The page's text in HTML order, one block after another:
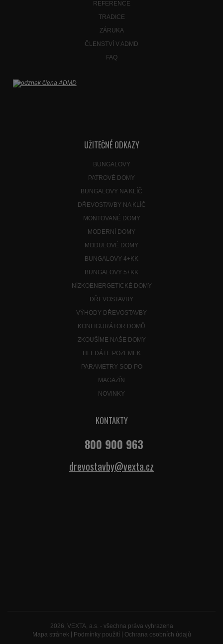
REFERENCE
TRADICE
ZÁRUKA
ČLENSTVÍ V ADMD
FAQ
UŽITEČNÉ ODKAZY
BUNGALOVY
PATROVÉ DOMY
BUNGALOVY NA KLÍČ
DŘEVOSTAVBY NA KLÍČ
MONTOVANÉ DOMY
MODERNÍ DOMY
MODULOVÉ DOMY
BUNGALOVY 4+KK
BUNGALOVY 5+KK
NÍZKOENERGETICKÉ DOMY
DŘEVOSTAVBY
VÝHODY DŘEVOSTAVBY
KONFIGURÁTOR DOMŮ
ZKOUŠÍME NAŠE DOMY
HLEDÁTE POZEMEK
PARAMETRY SOD PO
MAGAZÍN
NOVINKY
KONTAKTY
800 900 963
drevostavby@vexta.cz
2026, VEXTA, a.s. - všechna práva vyhrazena
Mapa stránek
Podmínky použití| Ochrana osobních údajů